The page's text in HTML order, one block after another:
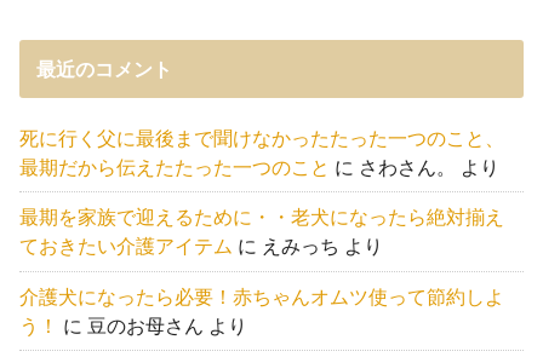
最近のコメント
死に行く父に最後まで聞けなかったたった一つのこと、
最期だから伝えたたった一つのこと に さわさん。 より
最期を家族で迎えるために・・老犬になったら絶対揃え
ておきたい介護アイテム に えみっち より
介護犬になったら必要！赤ちゃんオムツ使って節約しよ
う！
に 豆のお母さん より